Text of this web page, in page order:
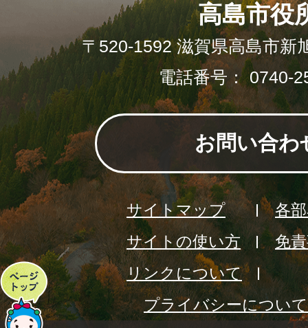
ペ
ー
高島市役
〒520-1592 滋賀県高島市新
電話番号： 0740-
お問い合わ
サイトマップ
各
サイトの使い方
免
リンクについて
プライバシーについて